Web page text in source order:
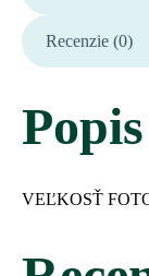
Recenzie (0)
Popis
VEĽKOSŤ